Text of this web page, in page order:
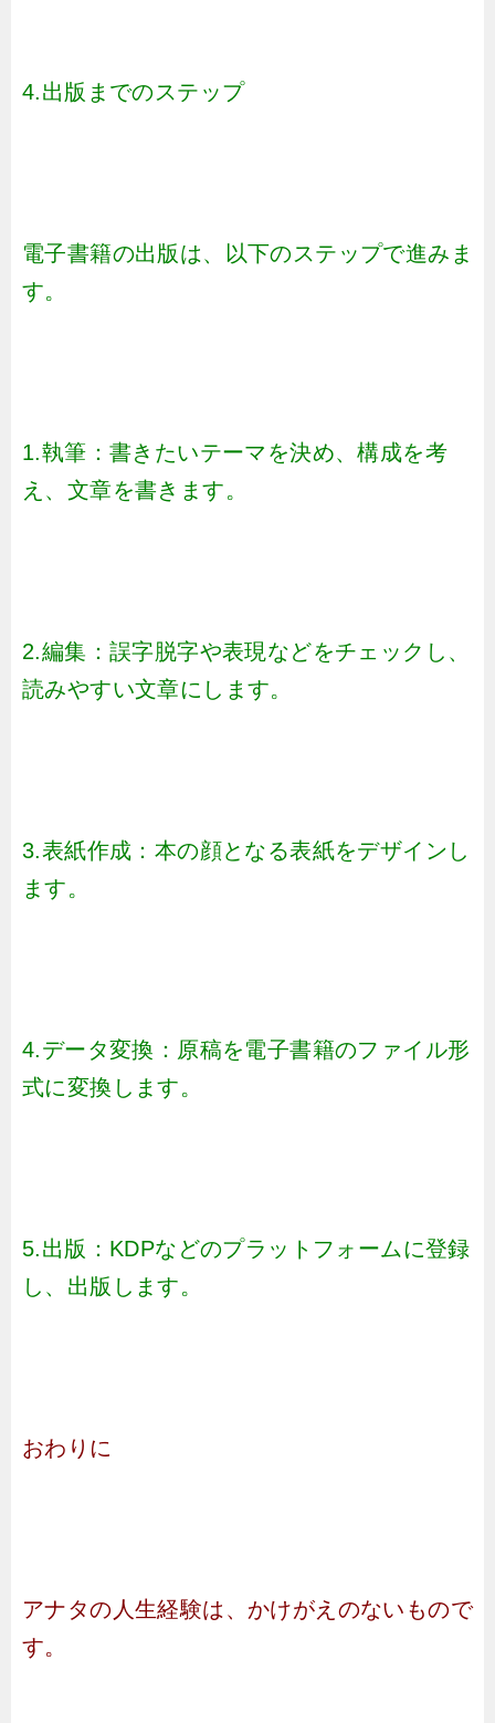
4.出版までのステップ
電子書籍の出版は、以下のステップで進みま
す。
1.執筆：書きたいテーマを決め、構成を考
え、文章を書きます。
2.編集：誤字脱字や表現などをチェックし、
読みやすい文章にします。
3.表紙作成：本の顔となる表紙をデザインし
ます。
4.データ変換：原稿を電子書籍のファイル形
式に変換します。
5.出版：KDPなどのプラットフォームに登録
し、出版します。
おわりに
アナタの人生経験は、かけがえのないもので
す。